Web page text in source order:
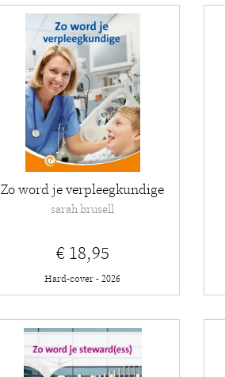
Zo word je verpleegkundige
sarah brusell
€ 18,95
Hard-cover - 2026